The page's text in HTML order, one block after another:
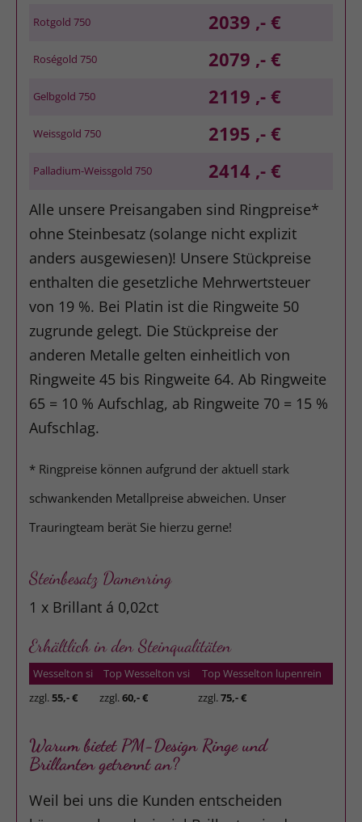
Rotgold 750 2039 ,- €
Roségold 750 2079 ,- €
Gelbgold 750 2119 ,- €
Weissgold 750 2195 ,- €
Palladium-Weissgold 750 2414 ,- €
Alle unsere Preisangaben sind Ringpreise*
ohne Steinbesatz (solange nicht explizit
anders ausgewiesen)! Unsere Stückpreise
enthalten die gesetzliche Mehrwertsteuer
von 19 %. Bei Platin ist die Ringweite 50
zugrunde gelegt. Die Stückpreise der
anderen Metalle gelten einheitlich von
Ringweite 45 bis Ringweite 64. Ab Ringweite
65 = 10 % Aufschlag, ab Ringweite 70 = 15 %
Aufschlag.
* Ringpreise können aufgrund der aktuell stark
schwankenden Metallpreise abweichen. Unser
Trauringteam berät Sie hierzu gerne!
Steinbesatz Damenring
1 x Brillant á 0,02ct
Erhältlich in den Steinqualitäten
Wesselton si Top Wesselton vsi
Top Wesselton lupenrein
zzgl.55,- € zzgl.60,- € zzgl.75,- €
Warum bietet PM-Design Ringe und
Brillanten getrennt an?
Weil bei uns die Kunden entscheiden